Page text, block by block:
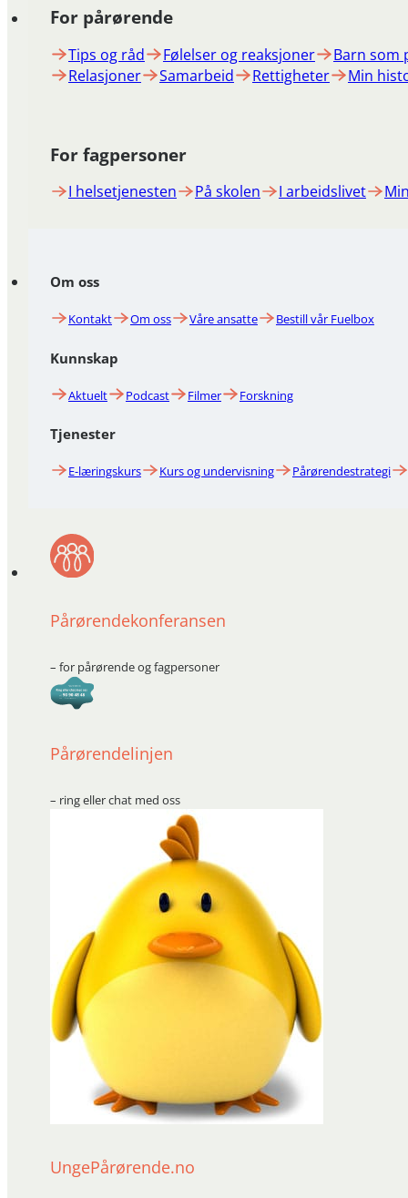
For pårørende
Tips og råd Følelser og reaksjoner
Barn som
Relasjoner
Samarbeid Rettigheter Min
For fagpersoner
I helsetjenesten På skolen I arbeidslivet
Om oss
Kontakt Om oss Våre ansatte Bestill vår Fuelbox
Kunnskap
Aktuelt Podcast Filmer Forskning
Tjenester
E-læringskurs Kurs og undervisning Pårørendestrategi
Pårørendekonferansen
– for pårørende og fagpersoner
Pårørendelinjen
– ring eller chat med oss
UngePårørende.no